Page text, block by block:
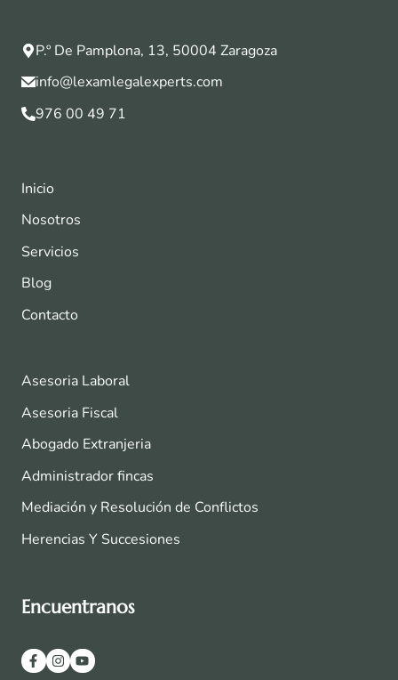
P.º De Pamplona, 13, 50004 Zaragoza
info@lexamlegalexperts.com
976 00 49 71
Inicio
Nosotros
Servicios
Blog
Contacto
Asesoria Laboral
Asesoria Fiscal
Abogado Extranjeria
Administrador fincas
Mediación y Resolución de Conflictos
Herencias Y Succesiones
Encuentranos